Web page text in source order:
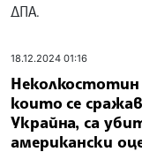
ДПА.
18.12.2024 01:16
Неколкостотин
които се
Украйна, са
американски